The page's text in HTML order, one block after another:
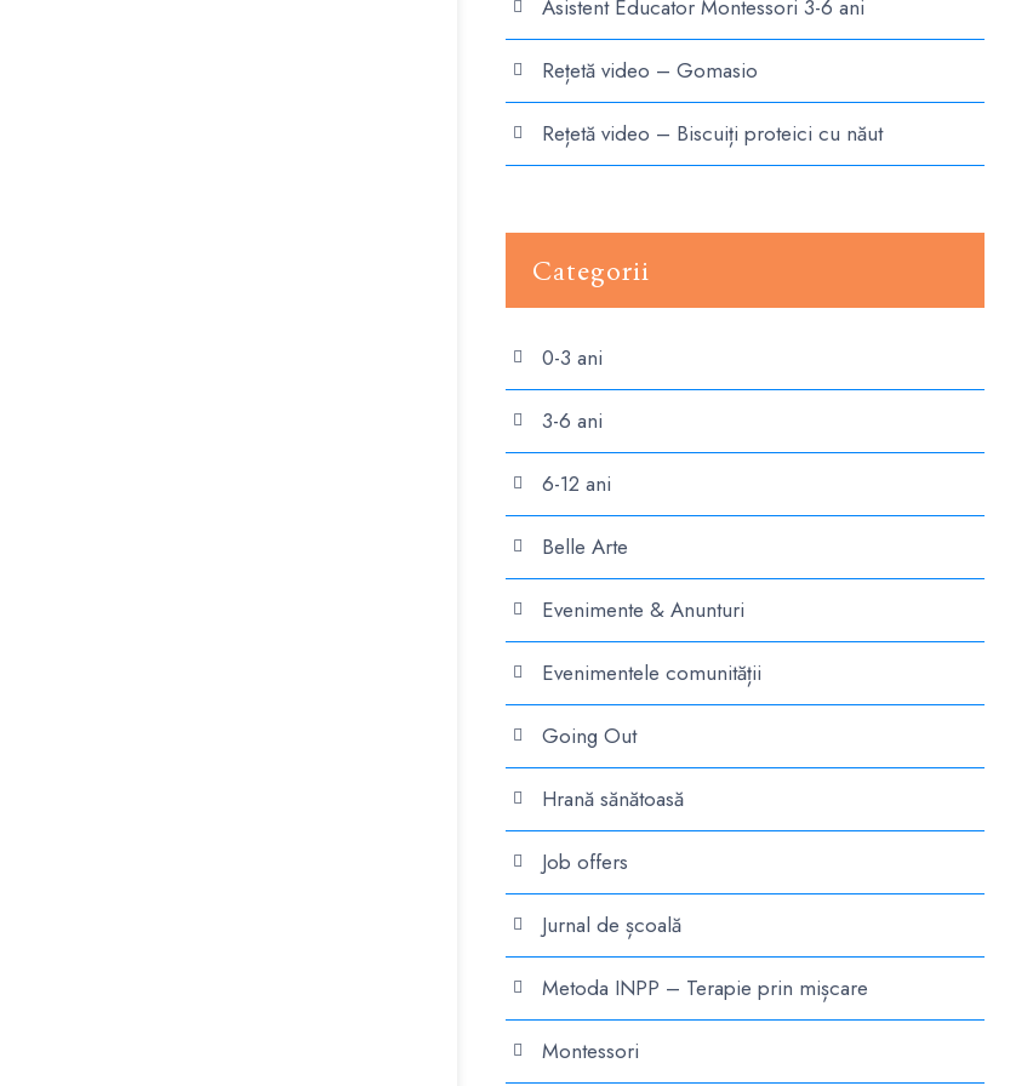
Asistent Educator Montessori 3-6 ani
Rețetă video – Gomasio
Rețetă video – Biscuiți proteici cu năut
Categorii
0-3 ani
3-6 ani
6-12 ani
Belle Arte
Evenimente & Anunturi
Evenimentele comunității
Going Out
Hrană sănătoasă
Job offers
Jurnal de școală
Metoda INPP – Terapie prin mișcare
Montessori